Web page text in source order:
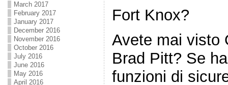
March 2017
February 2017
January 2017
December 2016
November 2016
October 2016
July 2016
June 2016
May 2016
April 2016
Fort Knox?
Avete mai visto
Brad Pitt? Se
funzioni di